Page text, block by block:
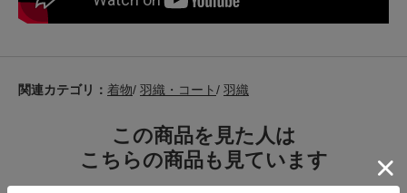
関連カテゴリ： 着物/ 羽織・コート/ 羽織
この商品を見た人は
こちらの商品も見ています